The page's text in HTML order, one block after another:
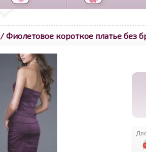
/ Фиолетовое короткое платье без